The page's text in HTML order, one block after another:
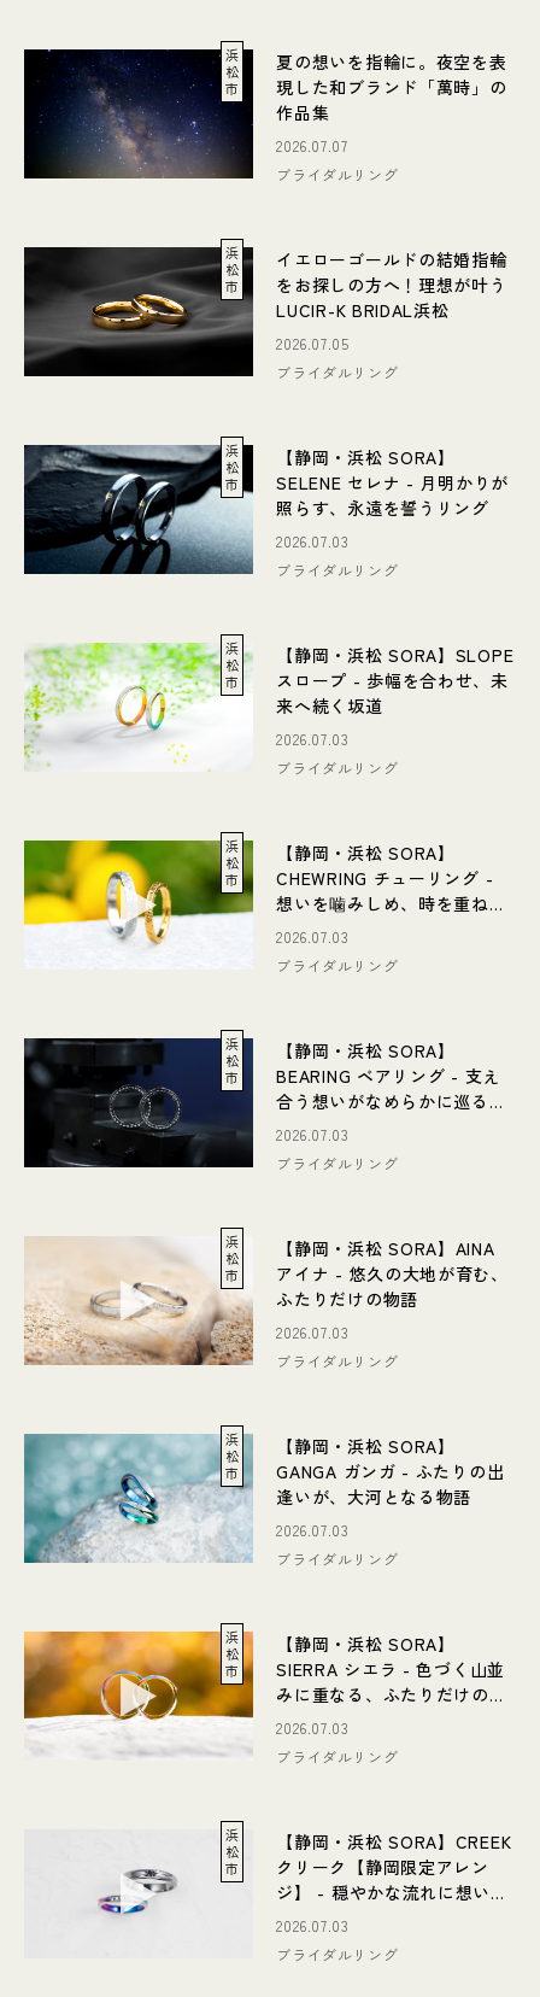
浜
松
市
夏の想いを指輪に。夜空を表
現した和ブランド「萬時」の
作品集
2026.07.07
ブライダルリング
浜
松
市
イエローゴールドの結婚指輪
をお探しの方へ！理想が叶う
LUCIR-K BRIDAL浜松
2026.07.05
ブライダルリング
浜
松
市
【静岡・浜松 SORA】
SELENE セレナ - 月明かりが
照らす、永遠を誓うリング
2026.07.03
ブライダルリング
浜
松
市
【静岡・浜松 SORA】SLOPE
スロープ - 歩幅を合わせ、未
来へ続く坂道
2026.07.03
ブライダルリング
浜
松
市
【静岡・浜松 SORA】
CHEWRING チューリング -
想いを噛みしめ、時を重ねる
結婚指輪
2026.07.03
ブライダルリング
浜
松
市
【静岡・浜松 SORA】
BEARING ベアリング - 支え
合う想いがなめらかに巡る結
婚指輪
2026.07.03
ブライダルリング
浜
松
市
【静岡・浜松 SORA】AINA
アイナ - 悠久の大地が育む、
ふたりだけの物語
2026.07.03
ブライダルリング
浜
松
市
【静岡・浜松 SORA】
GANGA ガンガ - ふたりの出
逢いが、大河となる物語
2026.07.03
ブライダルリング
浜
松
市
【静岡・浜松 SORA】
SIERRA シエラ - 色づく山並
みに重なる、ふたりだけの物
語
2026.07.03
ブライダルリング
浜
松
市
【静岡・浜松 SORA】CREEK
クリーク【静岡限定アレン
ジ】 - 穏やかな流れに想いを
重ねる限定デザイン
2026.07.03
ブライダルリング